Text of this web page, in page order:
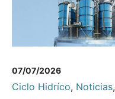
07/07/2026
Ciclo Hidríco, Noticias,